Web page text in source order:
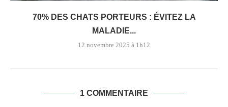
70% DES CHATS PORTEURS : ÉVITEZ LA
MALADIE...
12 novembre 2025 à 1h12
1 COMMENTAIRE